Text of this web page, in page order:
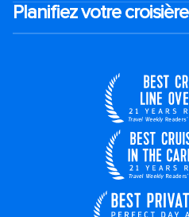
Planifiez votre croisière